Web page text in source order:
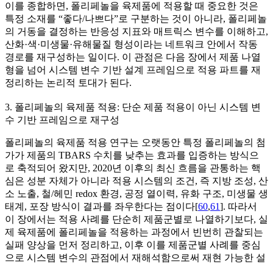
이를 종합하면, 폴리페놀을 육제품에 적용할 때 중요한 것은
특정 소재를 “좋다/나쁘다”로 구분하는 것이 아니라, 폴리페놀
의 거동을 결정하는 반응성 지표와 매트릭스 변수를 이해하고,
산화·색·미생물·유해물질 형성이라는 네트워크 안에서 작동
경로를 재구성하는 일이다. 이 관점은 다음 장에서 제품 나열
형을 넘어 시스템 변수 기반 설계 프레임으로 적용 파트를 재
정리하는 논리적 토대가 된다.
3. 폴리페놀의 육제품 적용: 단순 제품 적용이 아닌 시스템 변
수 기반 프레임으로 재구성
폴리페놀의 육제품 적용 연구는 오랫동안 특정 폴리페놀의 첨
가가 제품의 TBARS 수치를 낮추는 효과를 입증하는 방식으
로 축적되어 왔지만, 2020년 이후의 최신 흐름을 관통하는 핵
심은 성분 자체가 아니라 적용 시스템의 조건, 즉 지방 조성, 산
소 노출, 철/헤민 redox 환경, 공정 열이력, 유화 구조, 미생물 생
태계, 포장 방식이 결과를 좌우한다는 점이다[60,61]. 따라서
이 장에서는 적용 사례를 단순히 제품군별로 나열하기보다, 실
제 육제품에 폴리페놀을 적용하는 과정에서 빈번히 관찰되는
실패 양상을 먼저 정리하고, 이후 이를 제품군별 사례를 중심
으로 시스템 변수의 관점에서 재해석함으로써 재현 가능한 설